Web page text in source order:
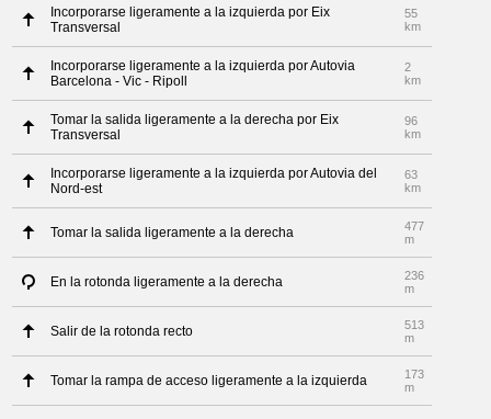
Incorporarse ligeramente a la izquierda por Eix
Transversal
55
km
Incorporarse ligeramente a la izquierda por Autovia
Barcelona - Vic - Ripoll
2
km
Tomar la salida ligeramente a la derecha por Eix
Transversal
96
km
Incorporarse ligeramente a la izquierda por Autovia del
Nord-est
63
km
Tomar la salida ligeramente a la derecha
477
m
En la rotonda ligeramente a la derecha
236
m
Salir de la rotonda recto
513
m
Tomar la rampa de acceso ligeramente a la izquierda
173
m